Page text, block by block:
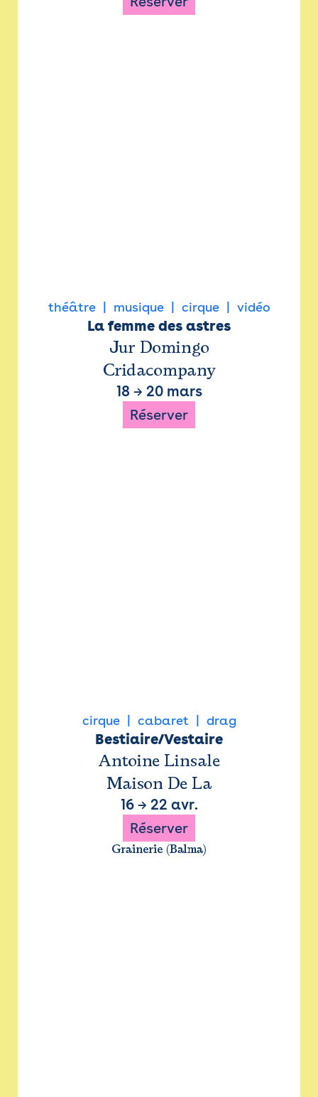
théâtre musique cirque vidéo
La femme des astres
Jur Domingo
Cridacompany
18 → 20 mars
Réserver
cirque cabaret drag
Bestiaire/Vestaire
Antoine Linsale
Maison De La
16→ 22 avr.
Réserver
Grainerie (Balma)